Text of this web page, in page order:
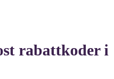
rabattkoder i